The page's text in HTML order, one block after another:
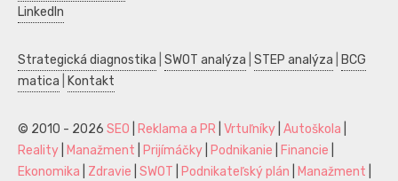
LinkedIn
Strategická diagnostika SWOT analýza STEP analýza
BCG
matica
Kontakt
© 2010 - 2026 SEO Reklama a PR Vrtuľníky Autoškola
Reality
Manažment Prijímáčky Podnikanie Financie
Ekonomika
Zdravie SWOT Podnikateľský plán Manažment